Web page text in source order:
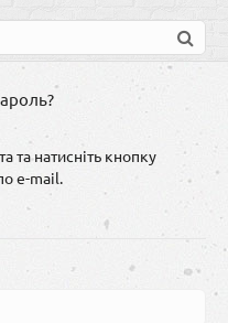
та натисніть кнопку
e-mail.